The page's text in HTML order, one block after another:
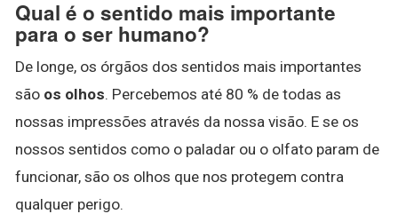
Qual é o sentido mais importante
para o ser humano?
De longe, os órgãos dos sentidos mais importantes
são os olhos. Percebemos até 80 % de todas as
nossas impressões através da nossa visão. E se os
nossos sentidos como o paladar ou o olfato param de
funcionar, são os olhos que nos protegem contra
qualquer perigo.